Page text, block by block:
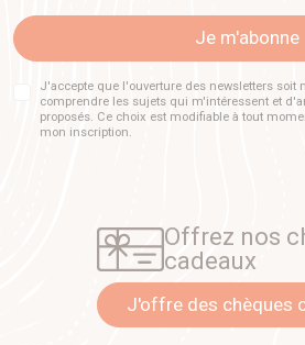
Je m'abonne
J'accepte que l'ouverture des newsletters soit
comprendre les sujets qui m'intéressent et
proposés. Ce choix est modifiable à tout
mon inscription.
Offrez nos
cadeaux
J'offre des chèques